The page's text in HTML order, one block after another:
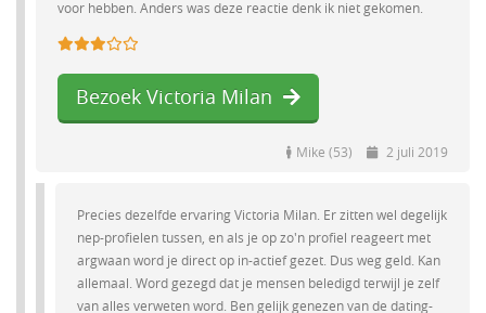
voor hebben. Anders was deze reactie denk ik niet gekomen.
Bezoek Victoria Milan
Mike (53) 2 juli 2019
Precies dezelfde ervaring Victoria Milan. Er zitten wel degelijk
nep-profielen tussen, en als je op zo'n profiel reageert met
argwaan word je direct op in-actief gezet. Dus weg geld. Kan
allemaal. Word gezegd dat je mensen beledigd terwijl je zelf
van alles verweten word. Ben gelijk genezen van de dating-